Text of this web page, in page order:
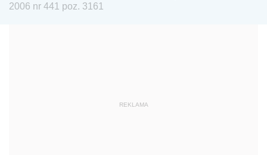
Dziennik Urzędowy Ministra Edukacji i Nauki
2006 nr 441 poz. 3161
REKLAMA